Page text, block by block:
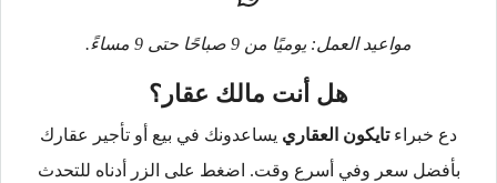
مواعيد العمل: يوميًا من 9 صباحًا حتى 9 مساءً.
هل أنت مالك عقار؟
دع خبراءتايكون العقاري يساعدونك في بيع أو تأجير عقارك
بأفضل سعر وفي أسرع وقت. اضغط على الزر أدناه للتحدث